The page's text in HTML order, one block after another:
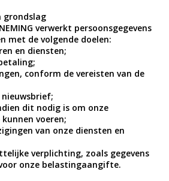
grondslag
verwerkt persoonsgegevens
met de volgende doelen:
en diensten;
conform de vereisten van de
nieuwsbrief;
dit nodig is om onze
voeren;
van onze diensten en
verplichting, zoals gegevens
onze belastingaangifte.